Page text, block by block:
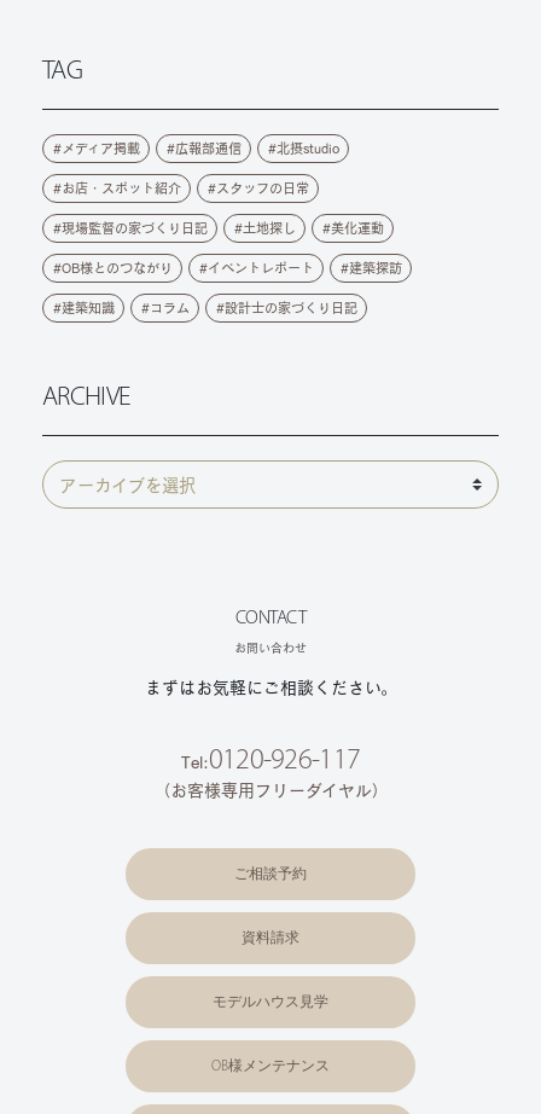
TAG
メディア掲載 広報部通信 北摂studio
お店・スポット紹介 スタッフの日常
現場監督の家づくり日記 土地探し 美化運動
OB様とのつながり イベントレポート 建築探訪
建築知識 コラム 設計士の家づくり日記
ARCHIVE
CONTACT
お問い合わせ
まずはお気軽にご相談ください。
Tel:0120-926-117
（お客様専用フリーダイヤル）
ご相談予約
資料請求
モデルハウス見学
OB様メンテナンス